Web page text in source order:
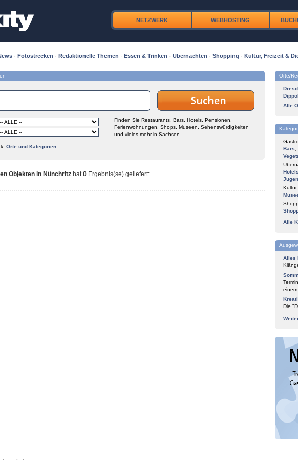
NETZWERK WEBHOSTING
· Fotostrecken · Redaktionelle Themen · Essen & Trinken · Übernachten · Shopping · Kultur, Freizeit &
Finden Sie Restaurants, Bars, Hotels, Pensionen,
Ferienwohnungen, Shops, Museen, Sehenswürdigkeiten
und vieles mehr in Sachsen.
Orte und Kategorien
Objekten in Nünchritz hat0 Ergebnis(se) geliefert:
Orte/
Alle
Bars
Hotels
Alle
Alles
Die